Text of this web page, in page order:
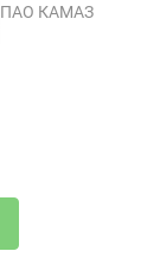
ПАО КАМАЗ